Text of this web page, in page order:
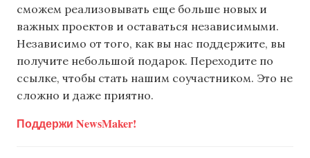
сможем реализовывать еще больше новых и
важных проектов и оставаться независимыми.
Независимо от того, как вы нас поддержите, вы
получите небольшой подарок. Переходите по
ссылке, чтобы стать нашим соучастником. Это не
сложно и даже приятно.
Поддержи NewsMaker!